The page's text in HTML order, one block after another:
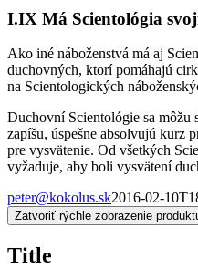
I.IX Má Scientológia
Ako iné náboženstvá má aj
duchovných, ktorí pomáhajú
na Scientologických
Duchovní Scientológie sa môžu
zapíšu, úspešne absolvujú kurz
pre vysvätenie. Od všetkých
vyžaduje, aby boli vysvätení
peter@kokolus.sk2016-02-
Zatvoriť rýchle zobrazenie
Title